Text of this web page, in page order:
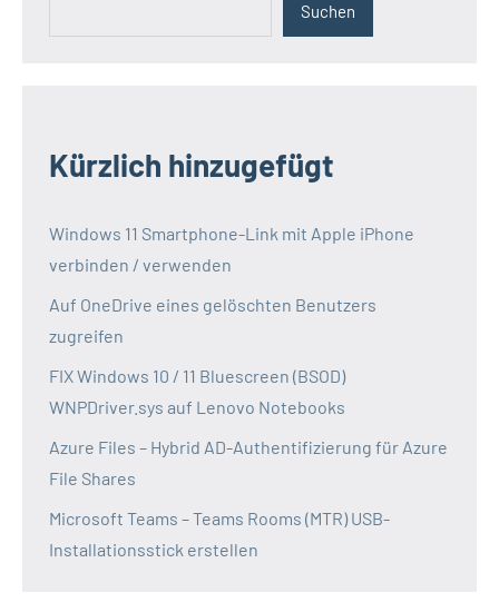
Suchen
Kürzlich hinzugefügt
Windows 11 Smartphone-Link mit Apple iPhone
verbinden / verwenden
Auf OneDrive eines gelöschten Benutzers
zugreifen
FIX Windows 10 / 11 Bluescreen (BSOD)
WNPDriver.sys auf Lenovo Notebooks
Azure Files – Hybrid AD-Authentifizierung für Azure
File Shares
Microsoft Teams – Teams Rooms (MTR) USB-
Installationsstick erstellen